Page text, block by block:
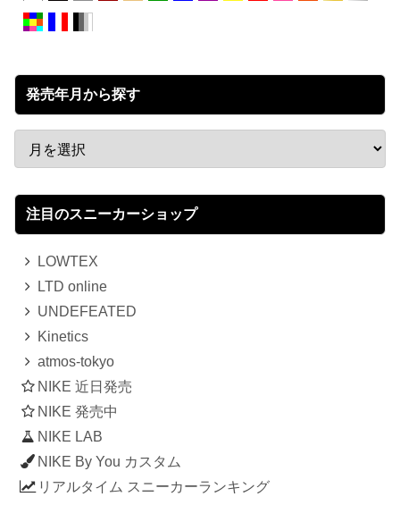
発売年月から探す
注目のスニーカーショップ
LOWTEX
LTD online
UNDEFEATED
Kinetics
atmos-tokyo
NIKE 近日発売
NIKE 発売中
NIKE LAB
NIKE By You カスタム
リアルタイム スニーカーランキング